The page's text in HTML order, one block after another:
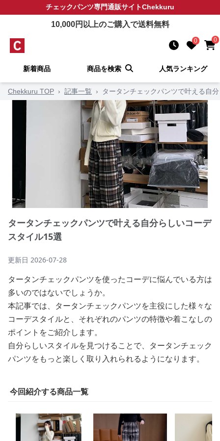
チェックパンツ専門通販サイトChekkuru
10,000円以上のご購入で送料無料
0 0
新着商品 商品を検索 人気ランキング
Chekkuru TOP › 記事一覧 › タータンチェックパンツで叶える自
タータンチェックパンツで叶える自分らしいコーデ
スタイル15選
更新日 2026-07-28
タータンチェックパンツを使ったコーデに悩んでいる方は
多いのではないでしょうか。
本記事では、タータンチェックパンツを主役にした様々な
コーデスタイルと、それぞれのパンツの特徴や着こなしの
ポイントをご紹介します。
自分らしいスタイルを見つけることで、タータンチェック
パンツをもっと楽しく取り入れられるようになります。
今回紹介する商品一覧